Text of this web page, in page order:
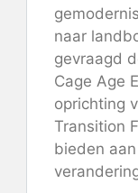
naar
gevraagd
Cage Age
oprichting
Transition
bieden